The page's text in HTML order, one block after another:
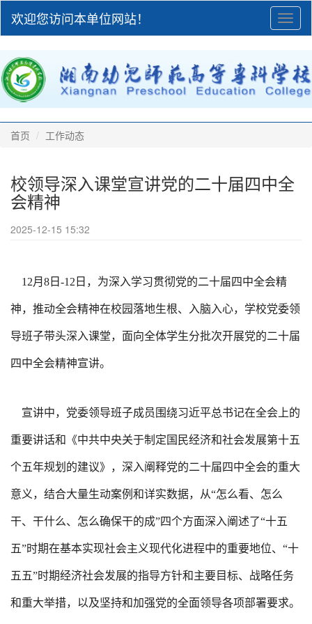
欢迎您访问本单位网站！
首页 工作动态
校领导深入课堂宣讲党的二十届四中全
会精神
2025-12-15 15:32
12月8日-12日，为深入学习贯彻党的二十届四中全会精
神，推动全会精神在校园落地生根、入脑入心，学校党委领
导班子带头深入课堂，面向全体学生分批次开展党的二十届
四中全会精神宣讲。
宣讲中，党委领导班子成员围绕习近平总书记在全会上的
重要讲话和《中共中央关于制定国民经济和社会发展第十五
个五年规划的建议》，深入阐释党的二十届四中全会的重大
意义，结合大量生动案例和详实数据，从“怎么看、怎么
干、干什么、怎么确保干的成”四个方面深入阐述了“十五
五”时期在基本实现社会主义现代化进程中的重要地位、“十
五五”时期经济社会发展的指导方针和主要目标、战略任务
和重大举措，以及坚持和加强党的全面领导各项部署要求。